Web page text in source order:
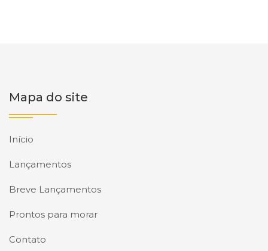
Mapa do site
Início
Lançamentos
Breve Lançamentos
Prontos para morar
Contato